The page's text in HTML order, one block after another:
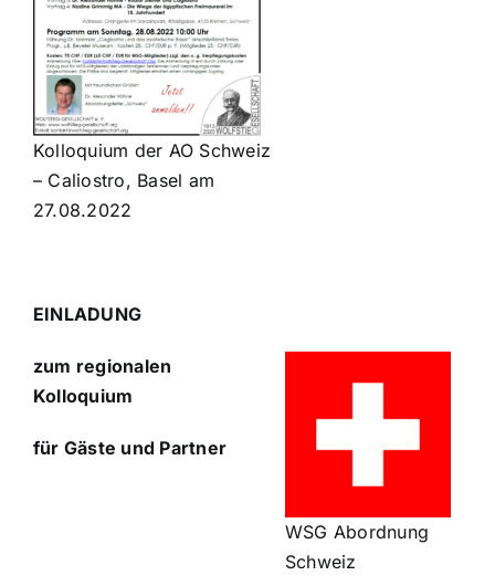
Kolloquium der AO Schweiz
– Caliostro, Basel am
27.08.2022
EINLADUNG
WSG Abordnung
Schweiz
zum regionalen
Kolloquium
für Gäste und Partner